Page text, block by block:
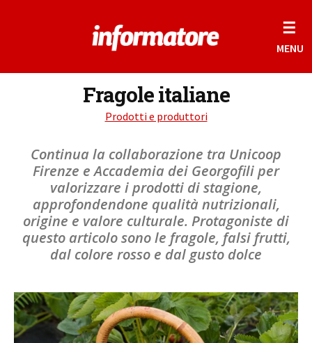
☰
MENU
Fragole italiane
Prodotti e produttori
Continua la collaborazione tra Unicoop
Firenze e Accademia dei Georgofili per
valorizzare i prodotti di stagione,
approfondendone qualità nutrizionali,
origine e valore culturale. Protagoniste di
questo articolo sono le fragole, falsi frutti,
dal colore rosso e dal gusto dolce